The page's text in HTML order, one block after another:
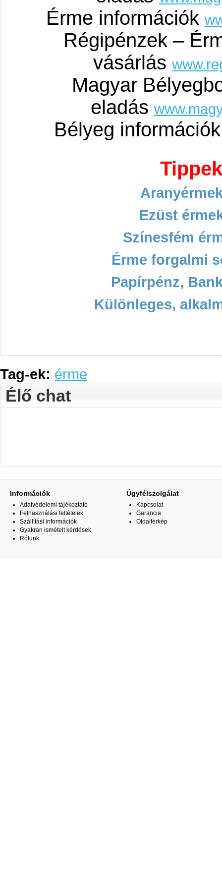
Érme információk
Régipénzek –
vásárlás
Magyar
eladás
Bélyeg
Ezüst
Színesfém
Érme forgalmi
Papírpénz,
Különleges,
Tag-ek: érme
Élő chat
Információk
Adatvédelemi tájékoztató
Felhasználási feltételek
Szállítási információk
Gyakran ismételt kérdések
Rólunk
Ügyfélszolgálat
Kapcsolat
Garancia
Oldaltérkép